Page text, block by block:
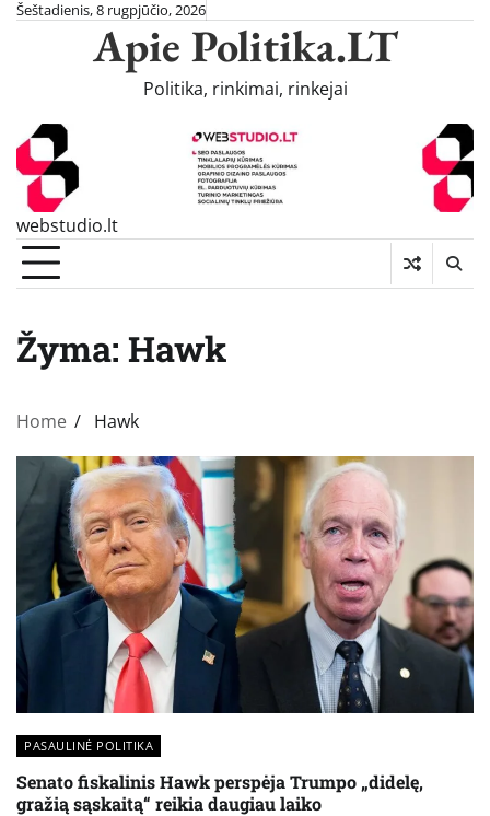
SkipŠeštadienis, 8 rugpjūčio, 2026
Apie Politika.LT
Politika, rinkimai, rinkejai
webstudio.lt
Žyma: Hawk
Home Hawk
PASAULINĖ POLITIKA
Senato fiskalinis Hawk perspėja Trumpo „didelę,
gražią sąskaitą“ reikia daugiau laiko